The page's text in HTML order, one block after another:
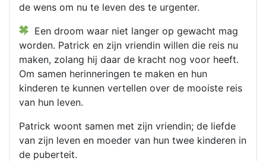
de wens om nu te leven des te urgenter.
Een droom waar niet langer op gewacht mag
worden. Patrick en zijn vriendin willen die reis nu
maken, zolang hij daar de kracht nog voor heeft.
Om samen herinneringen te maken en hun
kinderen te kunnen vertellen over de mooiste reis
van hun leven.
Patrick woont samen met zijn vriendin; de liefde
van zijn leven en moeder van hun twee kinderen in
de puberteit.